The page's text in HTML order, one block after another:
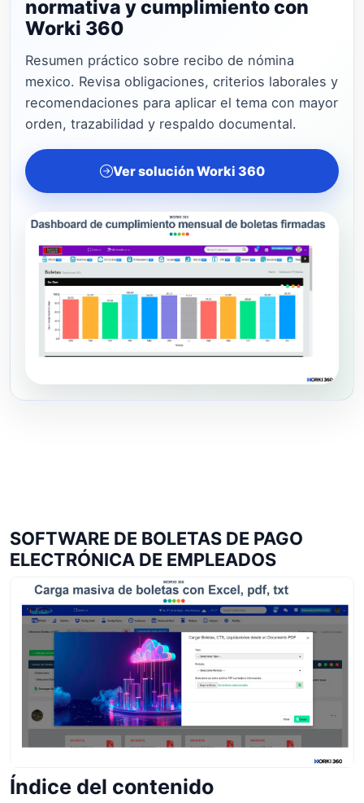
normativa y cumplimiento con
Worki 360
Resumen práctico sobre recibo de nómina
mexico. Revisa obligaciones, criterios laborales y
recomendaciones para aplicar el tema con mayor
orden, trazabilidad y respaldo documental.
Ver solución Worki 360
SOFTWARE DE BOLETAS DE PAGO
ELECTRÓNICA DE EMPLEADOS
Índice del contenido